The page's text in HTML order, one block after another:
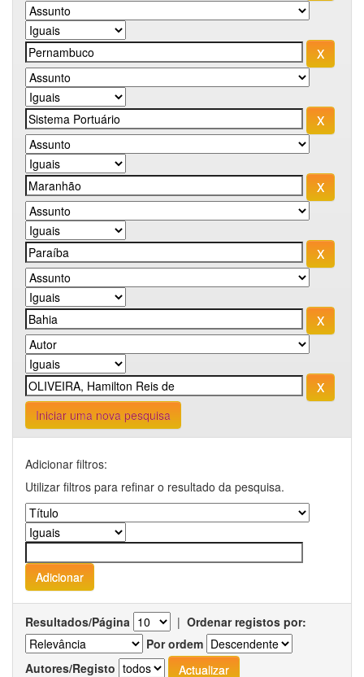
Iniciar uma nova pesquisa
Adicionar filtros:
Utilizar filtros para refinar o resultado da pesquisa.
Resultados/Página | Ordenar registos por:
Por ordem
Autores/Registo